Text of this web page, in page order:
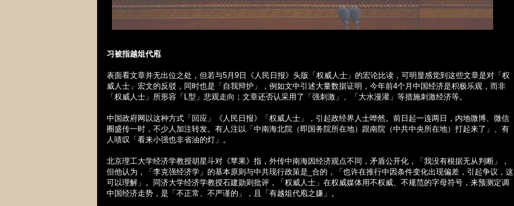
习被指越俎代庖
表面看文章并无出位之处，但若与5月 9 日《人民日报》头版「权威人士」的宏论比读，可明显感觉到这些文章是对「权
威人士」宏文的反驳，同时也是「自我辩护」，例如文中引述大量数据证明，今年前4个月中国经济是积极乐观，而非
「权威人士」所形容「 L型」悲观走向；文章还否认采用了「强刺激」、「大水漫灌」等措施刺激经济等。
中国政府网以这种方式「回应」《人民日报》「权威人士」，引起政经界人士哗然。前日起一连两日，内地微博、微信
圈盛传一时，不少人加注转发。有人注以「中南海北院（即国务院所在地）跟南院（中共中央所在地）打起来了」、有
人啧叹「看来小强也非省油的灯」。
北京理工大学经济学教授胡星斗对《苹果》指，外传中南海因经济观点不同，矛盾公开化，「我没有根据无从判断」，
但他认为，「李克强经济学」的基本原则与中共现行政策是 合的，「也许在推行中因条件变化出现偏差，引起争议，这
可以理解」。同济大学经济学教授石建勋则批评，「权威人士」在权威媒体用不权威、不规范的字母符号，来预测定调
中国经济走势，是「不正常、不严谨的」，且「有越俎代庖之嫌」。